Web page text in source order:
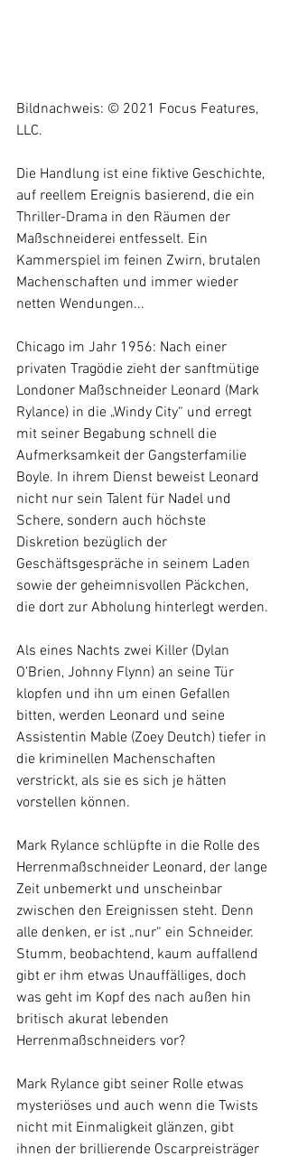
Bildnachweis: © 2021 Focus Features,
LLC.
Die Handlung ist eine fiktive Geschichte,
auf reellem Ereignis basierend, die ein
Thriller-Drama in den Räumen der
Maßschneiderei entfesselt. Ein
Kammerspiel im feinen Zwirn, brutalen
Machenschaften und immer wieder
netten Wendungen...
Chicago im Jahr 1956: Nach einer
privaten Tragödie zieht der sanftmütige
Londoner Maßschneider Leonard (Mark
Rylance) in die „Windy City“ und erregt
mit seiner Begabung schnell die
Aufmerksamkeit der Gangsterfamilie
Boyle. In ihrem Dienst beweist Leonard
nicht nur sein Talent für Nadel und
Schere, sondern auch höchste
Diskretion bezüglich der
Geschäftsgespräche in seinem Laden
sowie der geheimnisvollen Päckchen,
die dort zur Abholung hinterlegt werden.
Als eines Nachts zwei Killer (Dylan
O’Brien, Johnny Flynn) an seine Tür
klopfen und ihn um einen Gefallen
bitten, werden Leonard und seine
Assistentin Mable (Zoey Deutch) tiefer in
die kriminellen Machenschaften
verstrickt, als sie es sich je hätten
vorstellen können.
Mark Rylance schlüpfte in die Rolle des
Herrenmaßschneider Leonard, der lange
Zeit unbemerkt und unscheinbar
zwischen den Ereignissen steht. Denn
alle denken, er ist „nur“ ein Schneider.
Stumm, beobachtend, kaum auffallend
gibt er ihm etwas Unauffälliges, doch
was geht im Kopf des nach außen hin
britisch akurat lebenden
Herrenmaßschneiders vor?
Mark Rylance gibt seiner Rolle etwas
mysteriöses und auch wenn die Twists
nicht mit Einmaligkeit glänzen, gibt
ihnen der brillierende Oscarpreisträger